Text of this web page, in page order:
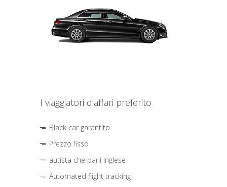
I viaggiatori d'affari preferito
Black car garantito
Prezzo fisso
autista che parli inglese
Automated flight tracking